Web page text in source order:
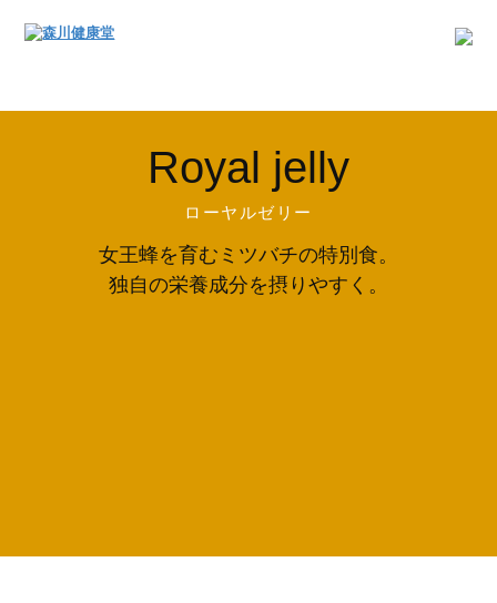
Royal jelly
ローヤルゼリー
女王蜂を育むミツバチの特別食。
独自の栄養成分を摂りやすく。